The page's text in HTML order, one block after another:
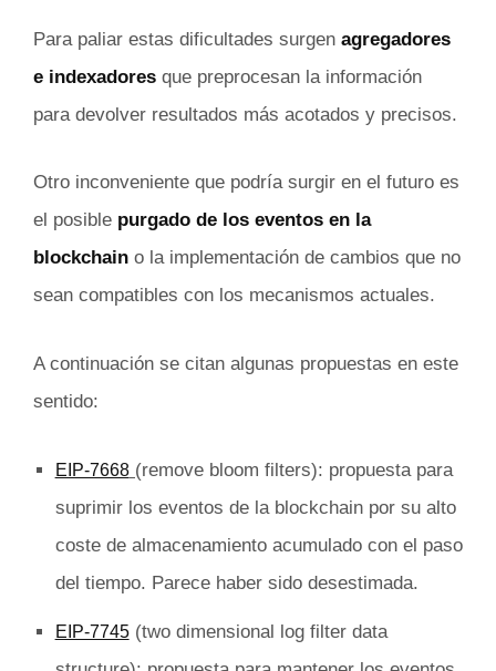
Para paliar estas dificultades surgen agregadores
e indexadores que preprocesan la información
para devolver resultados más acotados y precisos.
Otro inconveniente que podría surgir en el futuro es
el posible purgado de los eventos en la
blockchain o la implementación de cambios que no
sean compatibles con los mecanismos actuales.
A continuación se citan algunas propuestas en este
sentido:
EIP-7668(remove bloom filters): propuesta para
suprimir los eventos de la blockchain por su alto
coste de almacenamiento acumulado con el paso
del tiempo. Parece haber sido desestimada.
EIP-7745(two dimensional log filter data